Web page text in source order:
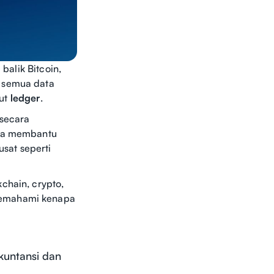
Bitcoin,
data
ledger.
membantu
seperti
crypto,
kenapa
dan